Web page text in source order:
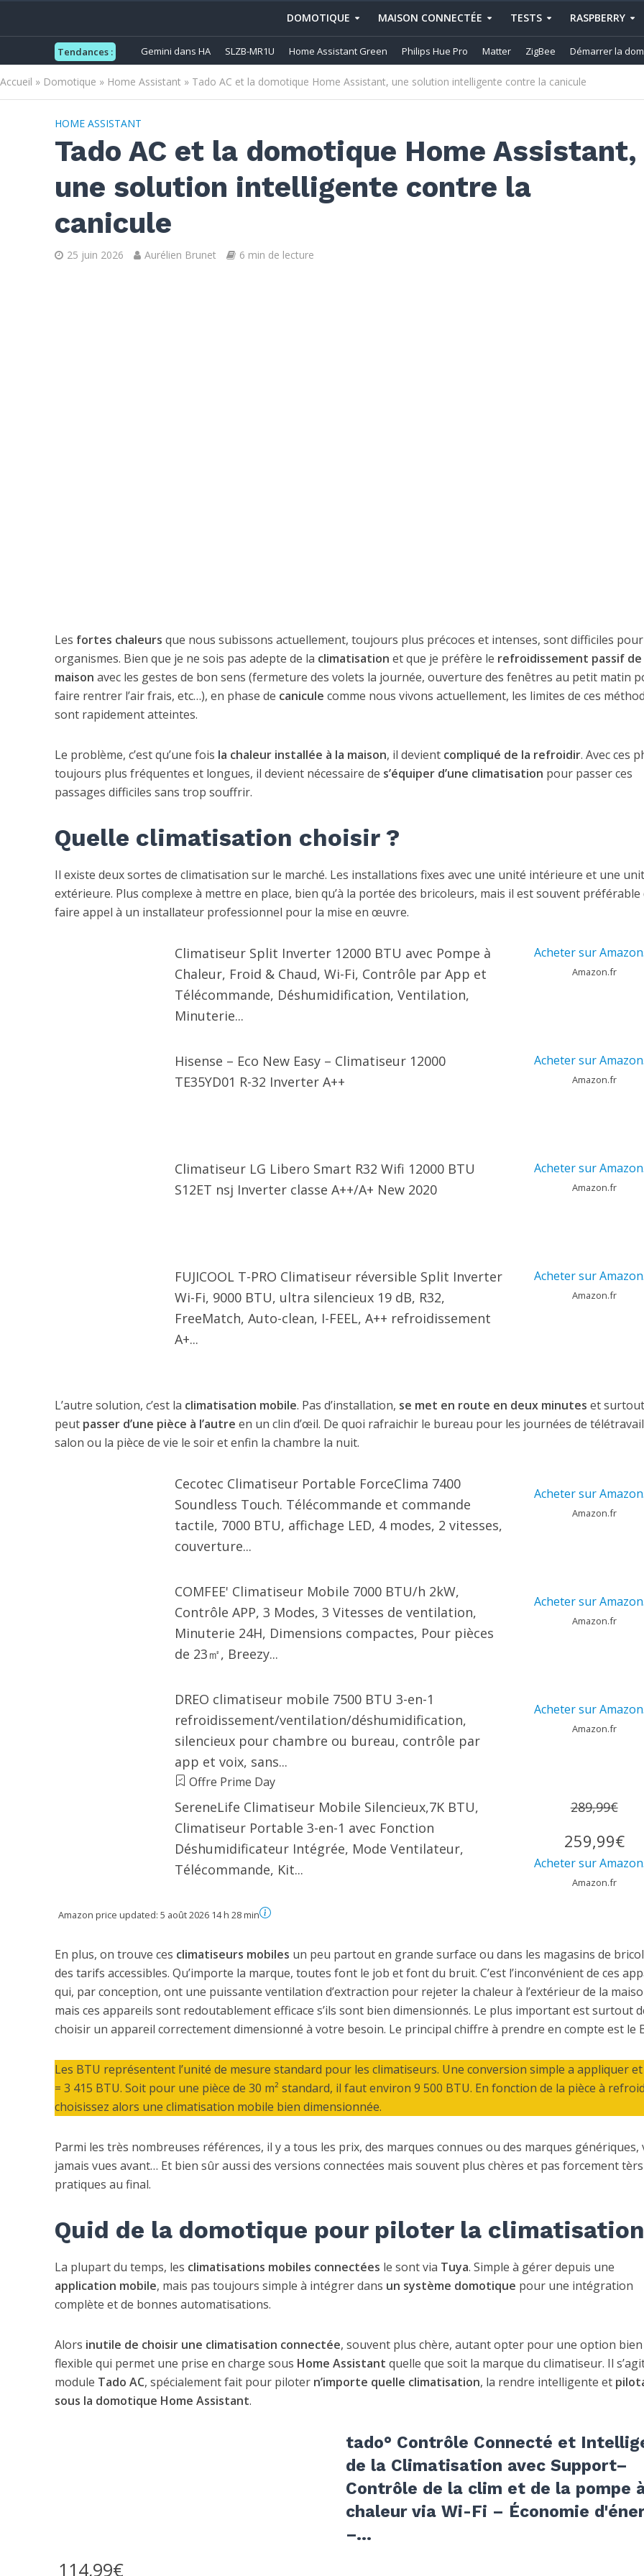
DOMOTIQUE MAISON CONNECTÉE TESTS RASPBERRY
Tendances : Gemini dans HA SLZB-MR1U Home Assistant Green Philips Hue Pro Matter ZigBee Démarrer la
Accueil » Domotique » Home Assistant » Tado AC et la domotique Home Assistant, une solution intelligente contre la canicule
HOME ASSISTANT
Tado AC et la domotique Home Assistant,
une solution intelligente contre la
canicule
25 juin 2026 Aurélien Brunet 6 min de lecture
Les fortes chaleurs que nous subissons actuellement, toujours plus précoces et intenses, sont difficiles
organismes. Bien que je ne sois pas adepte de la climatisation et que je préfère le refroidissement passif de
maison avec les gestes de bon sens (fermeture des volets la journée, ouverture des fenêtres au petit matin
faire rentrer l’air frais, etc…), en phase de canicule comme nous vivons actuellement, les limites de ces
sont rapidement atteintes.
Le problème, c’est qu’une fois la chaleur installée à la maison, il devient compliqué de la refroidir. Avec ces
toujours plus fréquentes et longues, il devient nécessaire de s’équiper d’une climatisation pour passer ces
passages difficiles sans trop souffrir.
Quelle climatisation choisir ?
Il existe deux sortes de climatisation sur le marché. Les installations fixes avec une unité intérieure et une
extérieure. Plus complexe à mettre en place, bien qu’à la portée des bricoleurs, mais il est souvent préférable
faire appel à un installateur professionnel pour la mise en œuvre.
Climatiseur Split Inverter 12000 BTU avec Pompe à
Chaleur, Froid & Chaud, Wi-Fi, Contrôle par App et
Télécommande, Déshumidification, Ventilation,
Minuterie...
Acheter sur
Amazon.fr
Hisense – Eco New Easy – Climatiseur 12000
TE35YD01 R-32 Inverter A++
Acheter sur
Amazon.fr
Climatiseur LG Libero Smart R32 Wifi 12000 BTU
S12ET nsj Inverter classe A++/A+ New 2020
Acheter sur
Amazon.fr
FUJICOOL T-PRO Climatiseur réversible Split Inverter
Wi-Fi, 9000 BTU, ultra silencieux 19 dB, R32,
FreeMatch, Auto-clean, I-FEEL, A++ refroidissement
A+...
Acheter sur
Amazon.fr
L’autre solution, c’est la climatisation mobile. Pas d’installation, se met en route en deux minutes et
peut passer d’une pièce à l’autre en un clin d’œil. De quoi rafraichir le bureau pour les journées de
salon ou la pièce de vie le soir et enfin la chambre la nuit.
Cecotec Climatiseur Portable ForceClima 7400
Soundless Touch. Télécommande et commande
tactile, 7000 BTU, affichage LED, 4 modes, 2 vitesses,
couverture...
Acheter sur
Amazon.fr
COMFEE' Climatiseur Mobile 7000 BTU/h 2kW,
Contrôle APP, 3 Modes, 3 Vitesses de ventilation,
Minuterie 24H, Dimensions compactes, Pour pièces
de 23㎡, Breezy...
Acheter sur
Amazon.fr
DREO climatiseur mobile 7500 BTU 3-en-1
refroidissement/ventilation/déshumidification,
silencieux pour chambre ou bureau, contrôle par
app et voix, sans...
Offre Prime Day
Acheter sur
Amazon.fr
SereneLife Climatiseur Mobile Silencieux,7K BTU,
Climatiseur Portable 3-en-1 avec Fonction
Déshumidificateur Intégrée, Mode Ventilateur,
Télécommande, Kit...
289,99€
259,99€
Acheter sur
Amazon.fr
Amazon price updated: 5 août 2026 14 h 28 min
En plus, on trouve ces climatiseurs mobiles un peu partout en grande surface ou dans les magasins de
des tarifs accessibles. Qu’importe la marque, toutes font le job et font du bruit. C’est l’inconvénient de ces
qui, par conception, ont une puissante ventilation d’extraction pour rejeter la chaleur à l’extérieur de la
mais ces appareils sont redoutablement efficace s’ils sont bien dimensionnés. Le plus important est surtout
choisir un appareil correctement dimensionné à votre besoin. Le principal chiffre à prendre en compte est le
Les BTU représentent l’unité de mesure standard pour les climatiseurs. Une conversion simple a appliquer
= 3 415 BTU. Soit pour une pièce de 30 m² standard, il faut environ 9 500 BTU. En fonction de la pièce à
choisissez alors une climatisation mobile bien dimensionnée.
Parmi les très nombreuses références, il y a tous les prix, des marques connues ou des marques génériques,
jamais vues avant… Et bien sûr aussi des versions connectées mais souvent plus chères et pas forcement tèrs
pratiques au final.
Quid de la domotique pour piloter la
La plupart du temps, les climatisations mobiles connectées le sont via Tuya. Simple à gérer depuis une
application mobile, mais pas toujours simple à intégrer dans un système domotique pour une intégration
complète et de bonnes automatisations.
Alors inutile de choisir une climatisation connectée, souvent plus chère, autant opter pour une option
flexible qui permet une prise en charge sous Home Assistant quelle que soit la marque du climatiseur. Il
module Tado AC, spécialement fait pour piloter n’importe quelle climatisation, la rendre intelligente et
sous la domotique Home Assistant.
tado° Contrôle Connecté et
de la Climatisation avec Support–
Contrôle de la clim et de la pompe
chaleur via Wi-Fi – Économie
–...
114,99€